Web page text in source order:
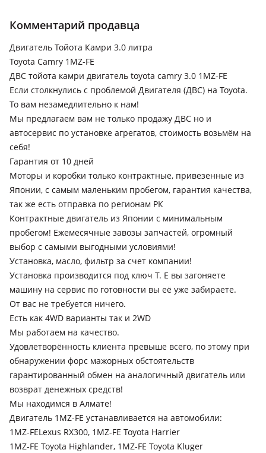
Toyota Alphard
2002 - 2005 1 поколение (H1), 2005 - 2008 1 поколение
рестайлинг (H1), 2008 - 2011 2 поколение (H2), 2015 - 2018 3
поколение (H3), 2011 - 2014 2 поколение рестайлинг (H2),
2018 - н.в. 3 поколение рестайлинг (H3)
Toyota Camry
1996 - 2000 XV20, 1999 - 2001 XV20 рестайлинг (V25), 2001 -
2004 XV30, 2004 - 2006 XV30 рестайлинг (V35), 2006 - 2009
XV40, 2009 - 2011 XV40 рестайлинг (V45), 2011 - 2014 XV50,
2014 - 2018 XV50 рестайлинг (V55), 2017 - 2021 XV70, 2023 -
н.в. XV80, 2020 - н.в. XV70 рестайлинг (V75)
Toyota Harrier
1997 - 2003 1 поколение (U1), 2003 - 2013 2 поколение (U3),
2013 - 2017 3 поколение, 2017 - н.в. 3 поколение
рестайлинг
1996 - 1999 MCV20, 1999 - 2001 MCV20 рестайлинг, 2001 -
2004 MCV30, 2004 - 2006 MCV30 рестайлинг
Honda Accord
2002 - 2006 7 поколение (CL/CN/CM), 2005 - 2008 7
поколение рестайлинг (CL/CN/CM), 2007 - 2011 8 поколение
(CU/CW)
Honda CR-V
2001 - 2004 2 поколение (RD), 2004 - 2006 2 поколение
рестайлинг (RD)
Lexus RX 300
1997 - 2003 1 поколение (MCU15), 2015 - 2019 4 поколение
(L2), 2003 - 2006 2 поколение (U3), 2019 - н.в. 4 поколение
рестайлинг (L2)
Комментарий продавца
Двигатель Тойота Камри 3.0 литра
Toyota Camry 1MZ-FE
ДВС тойота камри двигатель toyota camry 3.0 1MZ-FE
Если столкнулись с проблемой Двигателя (ДВС) на Toyota.
То вам незамедлительно к нам!
Мы предлагаем вам не только продажу ДВС но и
автосервис по установке агрегатов, стоимость возьмём на
себя!
Гарантия от 10 дней
Моторы и коробки только контрактные, привезенные из
Японии, с самым маленьким пробегом, гарантия качества,
так же есть отправка по регионам РК
Контрактные двигатель из Японии с минимальным
пробегом! Ежемесячные завозы запчастей, огромный
выбор с самыми выгодными условиями!
Установка, масло, фильтр за счет компании!
Установка производится под ключ Т. Е вы загоняете
машину на сервис по готовности вы её уже забираете.
От вас не требуется ничего.
Есть как 4WD варианты так и 2WD
Мы работаем на качество.
Удовлетворённость клиента превыше всего, по этому при
обнаружении форс мажорных обстоятельств
гарантированный обмен на аналогичный двигатель или
возврат денежных средств!
Мы находимся в Алмате!
Двигатель 1MZ-FE устанавливается на автомобили:
1MZ-FELexus RX300, 1MZ-FE Toyota Harrier
1MZ-FE Toyota Highlander, 1MZ-FE Toyota Kluger